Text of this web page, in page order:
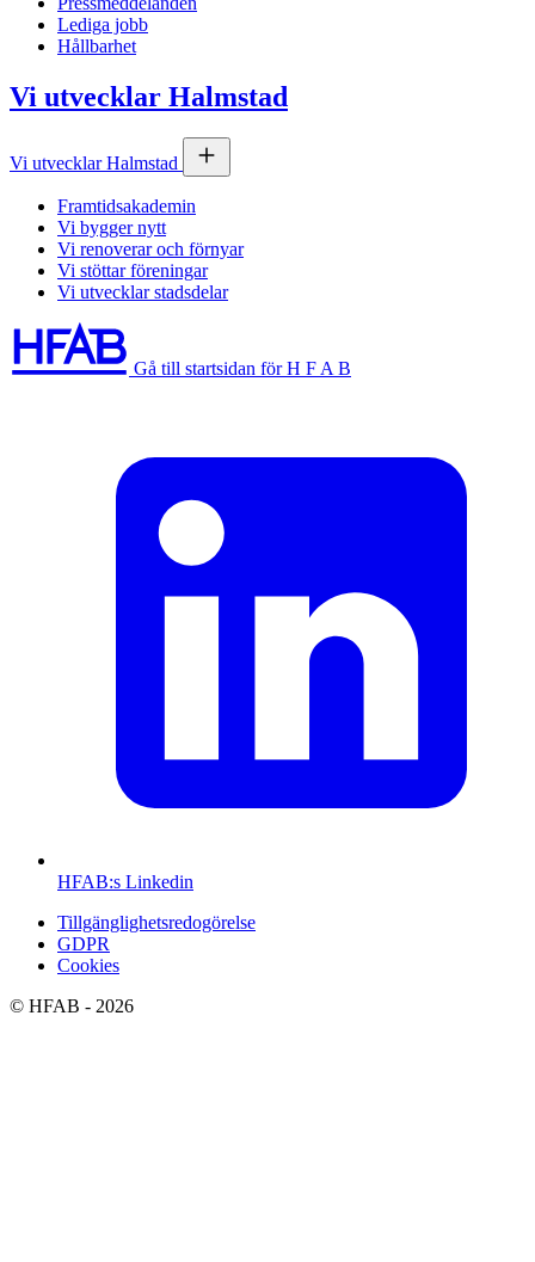
Lediga jobb
Hållbarhet
Vi utvecklar Halmstad
Vi utvecklar Halmstad
Framtidsakademin
Vi bygger nytt
Vi renoverar och förnyar
Vi stöttar föreningar
Vi utvecklar stadsdelar
Gå till startsidan för H F A B
HFAB:s Linkedin
Tillgänglighetsredogörelse
GDPR
Cookies
© HFAB - 2026